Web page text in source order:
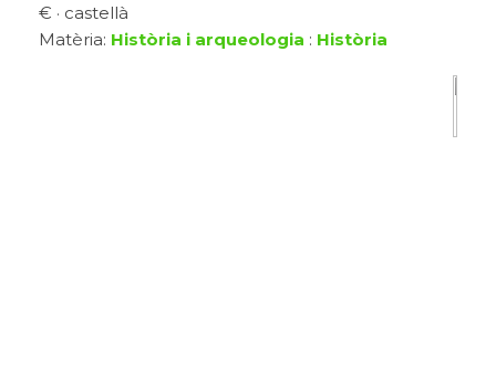
€ · castellà
Matèria: Història i arqueologia : Història